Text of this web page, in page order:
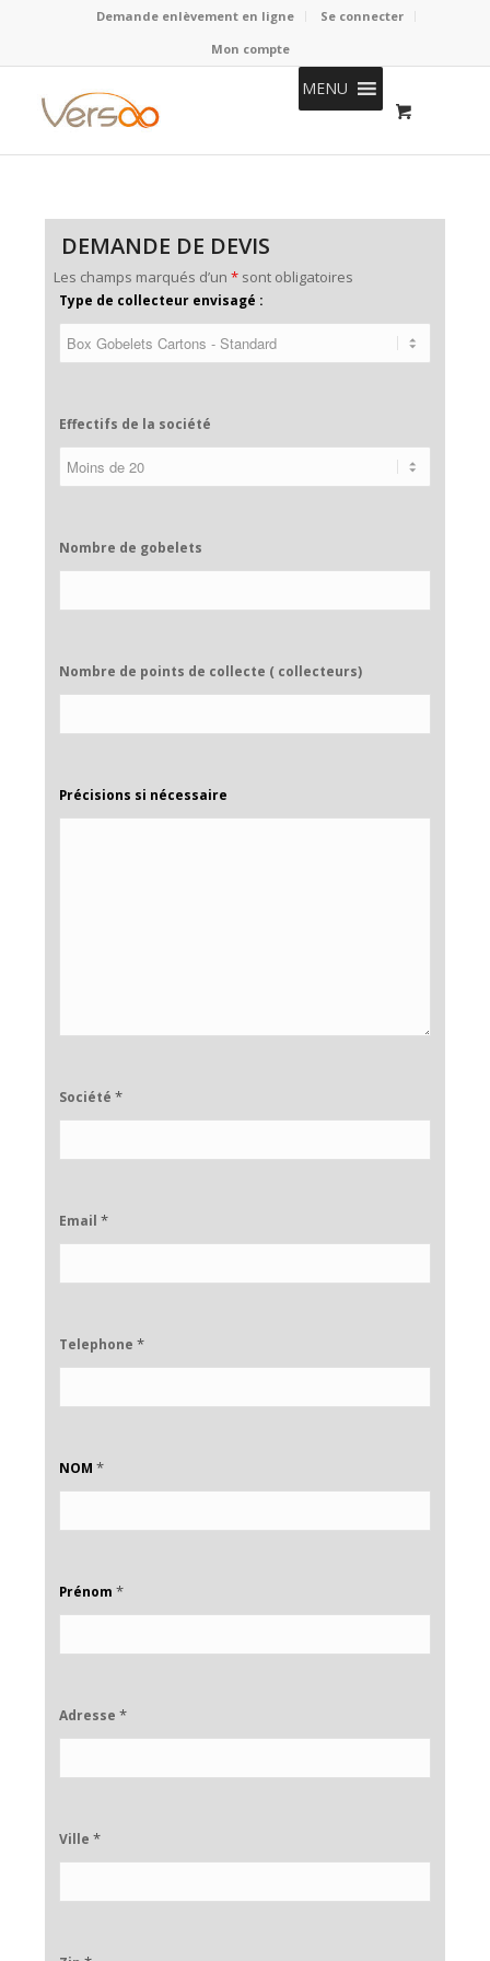
Demande enlèvement en ligne
Se connecter
Mon compte
MENU
DEMANDE DE DEVIS
Les champs marqués d’un *sont obligatoires
Type de collecteur envisagé :
Effectifs de la société
Nombre de gobelets
Nombre de points de collecte ( collecteurs)
Précisions si nécessaire
Société *
Email *
Telephone *
NOM *
Prénom *
Adresse *
Ville *